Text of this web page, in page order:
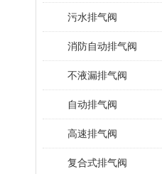
污水排气阀
消防自动排气阀
不液漏排气阀
自动排气阀
高速排气阀
复合式排气阀